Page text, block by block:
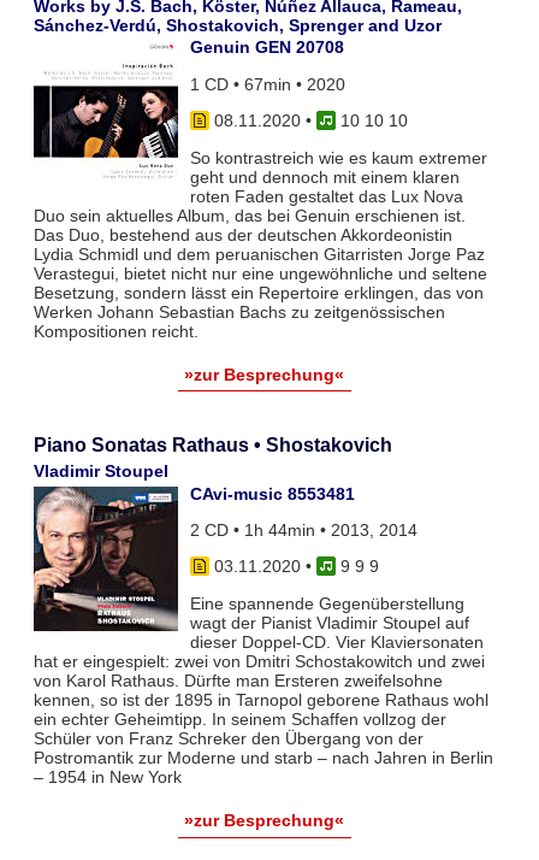
Works by J.S. Bach, Köster, Núñez Allauca, Rameau,
Sánchez-Verdú, Shostakovich, Sprenger and Uzor
Genuin GEN 20708
1 CD • 67min • 2020
08.11.2020•
10 10 10
So kontrastreich wie es kaum extremer
geht und dennoch mit einem klaren
roten Faden gestaltet das Lux Nova
Duo sein aktuelles Album, das bei Genuin erschienen ist.
Das Duo, bestehend aus der deutschen Akkordeonistin
Lydia Schmidl und dem peruanischen Gitarristen Jorge Paz
Verastegui, bietet nicht nur eine ungewöhnliche und seltene
Besetzung, sondern lässt ein Repertoire erklingen, das von
Werken Johann Sebastian Bachs zu zeitgenössischen
Kompositionen reicht.
»zur Besprechung«
Piano Sonatas Rathaus • Shostakovich
Vladimir Stoupel
CAvi-music 8553481
2 CD • 1h 44min • 2013, 2014
03.11.2020•
9 9 9
Eine spannende Gegenüberstellung
wagt der Pianist Vladimir Stoupel auf
dieser Doppel-CD. Vier Klaviersonaten
hat er eingespielt: zwei von Dmitri Schostakowitch und zwei
von Karol Rathaus. Dürfte man Ersteren zweifelsohne
kennen, so ist der 1895 in Tarnopol geborene Rathaus wohl
ein echter Geheimtipp. In seinem Schaffen vollzog der
Schüler von Franz Schreker den Übergang von der
Postromantik zur Moderne und starb – nach Jahren in Berlin
– 1954 in New York
»zur Besprechung«